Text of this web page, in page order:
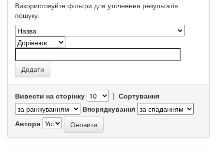
Використовуйте фільтри для уточнення результатів
пошуку.
Вивести на сторінку | Сортування
Впорядкування
Автори